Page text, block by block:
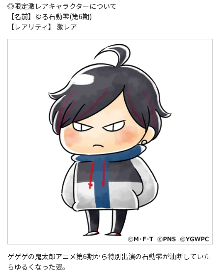
◎限定激レアキャラクターについて
【名前】ゆる石動零(第6期)
【レアリティ】 激レア
ゲゲゲの鬼太郎アニメ第6期から特別出演の石動零が油断していた
らゆるくなった姿。